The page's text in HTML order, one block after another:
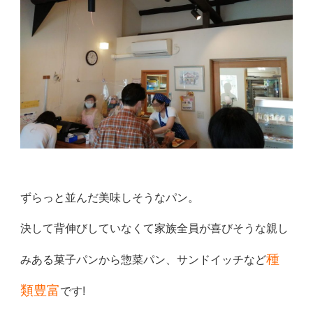
ずらっと並んだ美味しそうなパン。
決して背伸びしていなくて家族全員が喜びそうな親し
みある菓子パンから惣菜パン、サンドイッチなど種
類豊富です!